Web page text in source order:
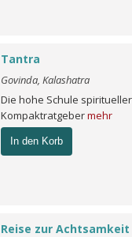
Tantra
Govinda, Kalashatra
Die hohe Schule
Kompaktratgebermehr
In den Korb
Reise zur Achtsamkeit